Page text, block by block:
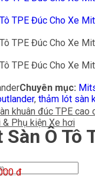
khuân đúc TPE cao
Phụ kiện Xe hơi
Chuyên mục:
, thảm lót sàn
Sàn Ô Tô
₫